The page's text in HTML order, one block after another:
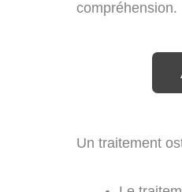
compréhension.
Un traitement